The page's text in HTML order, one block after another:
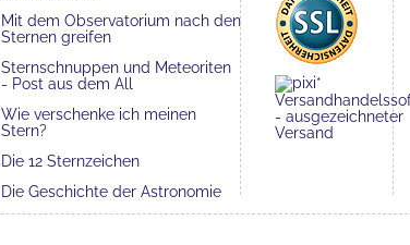
Mit dem Observatorium nach den
Sternen greifen
Sternschnuppen und Meteoriten
- Post aus dem All
Wie verschenke ich meinen
Stern?
Die 12 Sternzeichen
Die Geschichte der Astronomie